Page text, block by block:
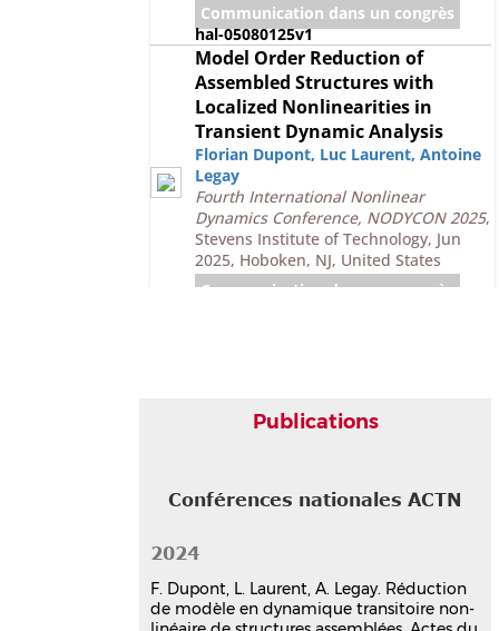
Communication dans un congrès
hal-05080125v1
Model Order Reduction of
Assembled Structures with
Localized Nonlinearities in
Transient Dynamic Analysis
Florian Dupont, Luc Laurent,Antoine
Legay
Fourth International Nonlinear
Dynamics Conference, NODYCON 2025,
Stevens Institute of Technology, Jun
2025, Hoboken, NJ, United States
Communication dans un congrès
assemblées
Florian Dupont,Luc Laurent
Structures (CSMA 2024), CNRS; CSMA;
hal-04642724v1
Poster
Publications
Conférences nationales ACTN
2024
F. Dupont, L. Laurent, A. Legay. Réduction
de modèle en dynamique transitoire non-